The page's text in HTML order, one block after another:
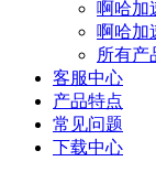
啊哈加
啊哈加
所有产
客服中心
产品特点
常见问题
下载中心